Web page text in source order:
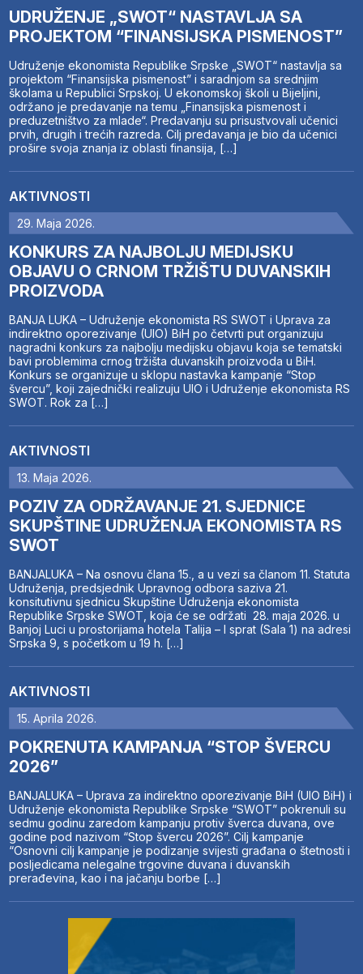
UDRUŽENJE „SWOT“ NASTAVLJA SA
PROJEKTOM “FINANSIJSKA PISMENOST”
Udruženje ekonomista Republike Srpske „SWOT“ nastavlja sa
projektom “Finansijska pismenost” i saradnjom sa srednjim
školama u Republici Srpskoj. U ekonomskoj školi u Bijeljini,
održano je predavanje na temu „Finansijska pismenost i
preduzetništvo za mlade“. Predavanju su prisustvovali učenici
prvih, drugih i trećih razreda. Cilj predavanja je bio da učenici
prošire svoja znanja iz oblasti finansija, […]
AKTIVNOSTI
29. Maja 2026.
KONKURS ZA NAJBOLJU MEDIJSKU
OBJAVU O CRNOM TRŽIŠTU DUVANSKIH
PROIZVODA
BANJA LUKA – Udruženje ekonomista RS SWOT i Uprava za
indirektno oporezivanje (UIO) BiH po četvrti put organizuju
nagradni konkurs za najbolju medijsku objavu koja se tematski
bavi problemima crnog tržišta duvanskih proizvoda u BiH.
Konkurs se organizuje u sklopu nastavka kampanje “Stop
švercu”, koji zajednički realizuju UIO i Udruženje ekonomista RS
SWOT. Rok za […]
AKTIVNOSTI
13. Maja 2026.
POZIV ZA ODRŽAVANJE 21. SJEDNICE
SKUPŠTINE UDRUŽENJA EKONOMISTA RS
SWOT
BANJALUKA – Na osnovu člana 15., a u vezi sa članom 11. Statuta
Udruženja, predsjednik Upravnog odbora saziva 21.
konsitutivnu sjednicu Skupštine Udruženja ekonomista
Republike Srpske SWOT, koja će se održati 28. maja 2026. u
Banjoj Luci u prostorijama hotela Talija – I sprat (Sala 1) na adresi
Srpska 9, s početkom u 19 h. […]
AKTIVNOSTI
15. Aprila 2026.
POKRENUTA KAMPANJA “STOP ŠVERCU
2026”
BANJALUKA – Uprava za indirektno oporezivanje BiH (UIO BiH) i
Udruženje ekonomista Republike Srpske “SWOT” pokrenuli su
sedmu godinu zaredom kampanju protiv šverca duvana, ove
godine pod nazivom “Stop švercu 2026”. Cilj kampanje
“Osnovni cilj kampanje je podizanje svijesti građana o štetnosti i
posljedicama nelegalne trgovine duvana i duvanskih
prerađevina, kao i na jačanju borbe […]